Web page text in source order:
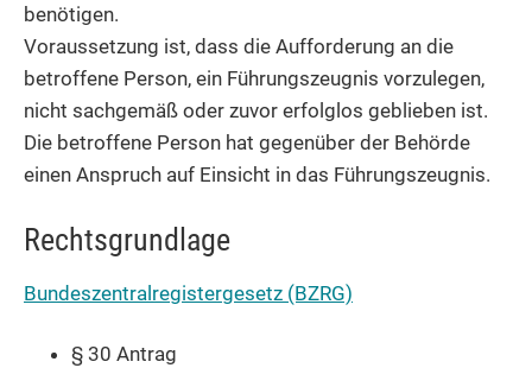
benötigen.
Voraussetzung ist, dass die Aufforderung an die
betroffene Person, ein Führungszeugnis vorzulegen,
nicht sachgemäß oder zuvor erfolglos geblieben ist.
Die betroffene Person hat gegenüber der Behörde
einen Anspruch auf Einsicht in das Führungszeugnis.
Rechtsgrundlage
Bundeszentralregistergesetz (BZRG)
§ 30 Antrag